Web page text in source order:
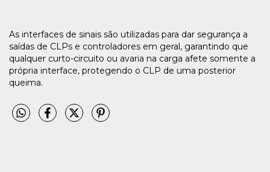
As interfaces de sinais são utilizadas para dar segurança a
saídas de CLPs e controladores em geral, garantindo que
qualquer curto-circuito ou avaria na carga afete somente a
própria interface, protegendo o CLP de uma posterior
queima.